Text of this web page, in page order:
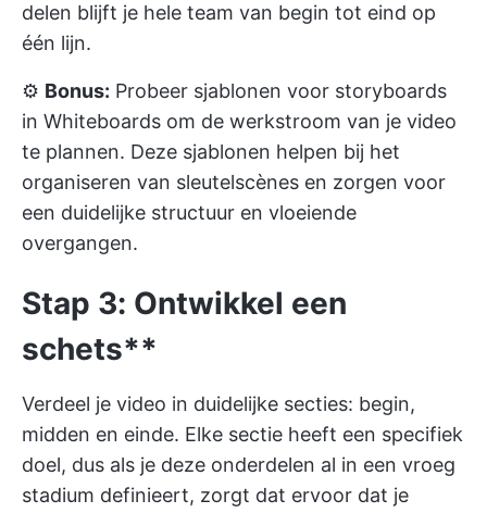
delen blijft je hele team van begin tot eind op
één lijn.
⚙️ Bonus: Probeer sjablonen voor storyboards
in Whiteboards om de werkstroom van je video
te plannen. Deze sjablonen helpen bij het
organiseren van sleutelscènes en zorgen voor
een duidelijke structuur en vloeiende
overgangen.
Stap 3: Ontwikkel een
schets**
Verdeel je video in duidelijke secties: begin,
midden en einde. Elke sectie heeft een specifiek
doel, dus als je deze onderdelen al in een vroeg
stadium definieert, zorgt dat ervoor dat je